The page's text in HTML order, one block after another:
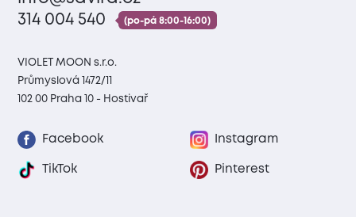
314 004 540
(po-pá 8:00-16:00)
VIOLET MOON s.r.o.
Průmyslová 1472/11
102 00 Praha 10 - Hostivař
Facebook Instagram
TikTok Pinterest